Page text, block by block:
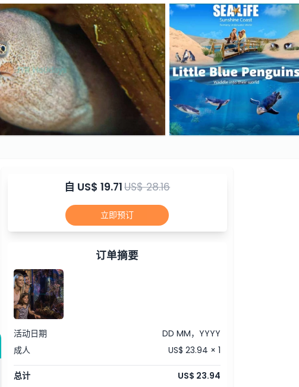
自 US$ 19.71US$ 28.16
立即预订
订单摘要
活动日期
DD MM，YYYY
成人
US$ 23.94 × 1
总计 US$ 23.94